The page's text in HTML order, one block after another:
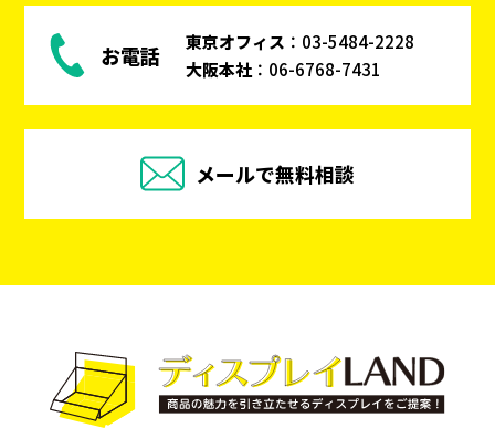
お電話 東京オフィス ： 03-5484-2228
大阪本社： 06-6768-7431
メールで無料相談